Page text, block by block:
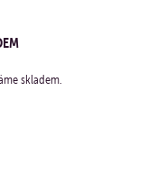
skladem.